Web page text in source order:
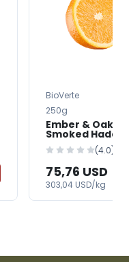
BioVerte
250g
Ember & Oak
Smoked
(4.0)
75,76 USD
303,04 USD/kg